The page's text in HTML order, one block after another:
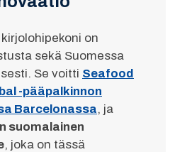
on
sekä Suomessa
Se voitti Seafood
-pääpalkinnon
Barcelonassa, ja
suomalainen
, joka on tässä